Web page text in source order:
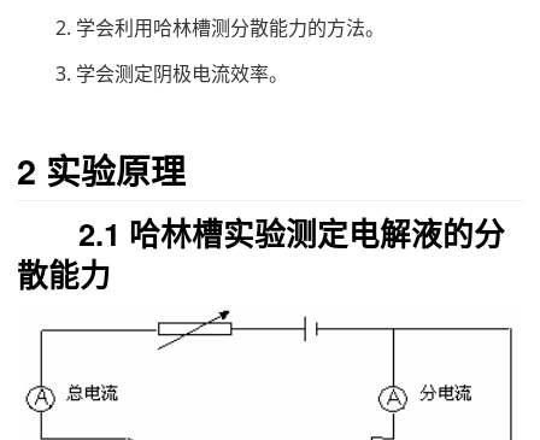
2. 学会利用哈林槽测分散能力的方法。
3. 学会测定阴极电流效率。
2 实验原理
2.1 哈林槽实验测定电解液的分
散能力